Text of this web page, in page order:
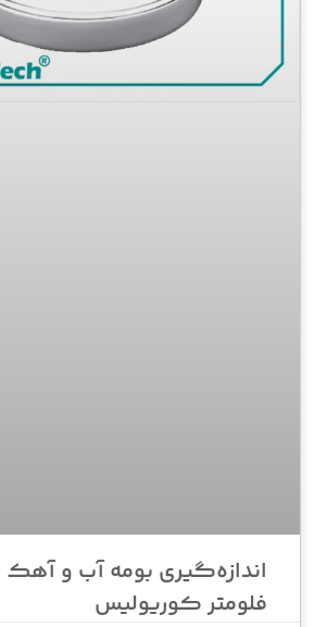
اندازه‌گیری بومه آب و
فلومتر کوریولیس